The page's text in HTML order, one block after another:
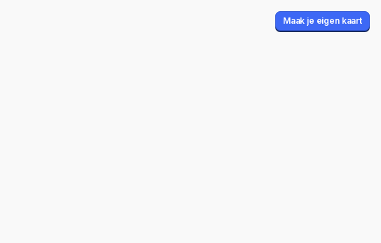
Maak je eigen kaart